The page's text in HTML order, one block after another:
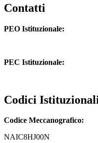
Contatti
PEO Istituzionale:
PEC Istituzionale:
Codici
Codice Meccanografico:
NAIC8HJ00N